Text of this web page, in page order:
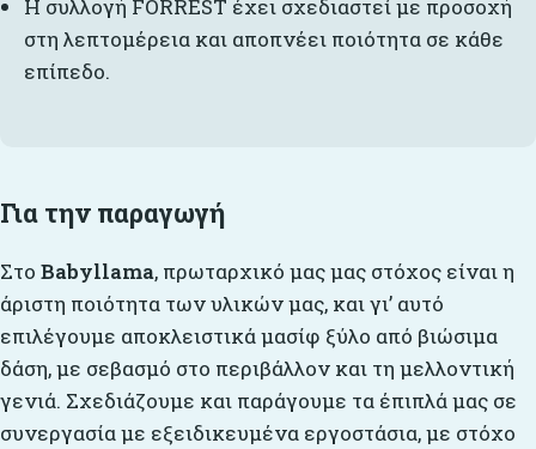
Η συλλογή FORREST έχει σχεδιαστεί με προσοχή
στη λεπτομέρεια και αποπνέει ποιότητα σε κάθε
επίπεδο.
Για την παραγωγή
Στο Babyllama, πρωταρχικό μας μας στόχος είναι η
άριστη ποιότητα των υλικών μας, και γι’ αυτό
επιλέγουμε αποκλειστικά μασίφ ξύλο από βιώσιμα
δάση, με σεβασμό στο περιβάλλον και τη μελλοντική
γενιά. Σχεδιάζουμε και παράγουμε τα έπιπλά μας σε
συνεργασία με εξειδικευμένα εργοστάσια, με στόχο